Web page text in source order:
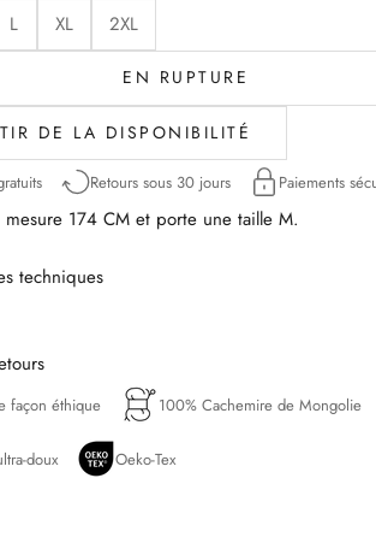
L XL 2XL
EN RUPTURE
DE LA DISPONIBILITÉ
Retours sous 30 jours Paiements
mesure 174 CM et porte une taille M.
techniques
façon éthique 100% Cachemire de Mongolie
doux Oeko-Tex